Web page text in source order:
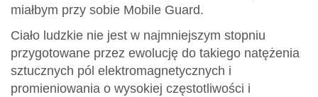
miałbym przy sobie Mobile Guard.
Ciało ludzkie nie jest w najmniejszym stopniu
przygotowane przez ewolucję do takiego natężenia
sztucznych pól elektromagnetycznych i
promieniowania o wysokiej częstotliwości i